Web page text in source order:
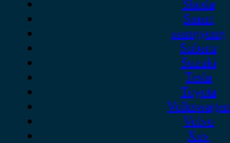
Skoda
Smart
ssangyong
Subaru
Suzuki
Tesla
Toyota
Volkswagen
Volvo
Xev